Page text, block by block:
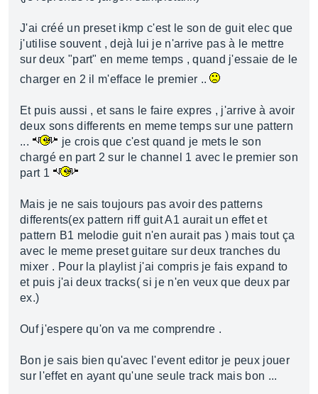
J'ai créé un preset ikmp c'est le son de guit elec que
j'utilise souvent , dejà lui je n'arrive pas à le mettre
sur deux "part" en meme temps , quand j'essaie de le
charger en 2 il m'efface le premier ..
Et puis aussi , et sans le faire expres , j'arrive à avoir
deux sons differents en meme temps sur une pattern
...
je crois que c'est quand je mets le son
chargé en part 2 sur le channel 1 avec le premier son
part 1
Mais je ne sais toujours pas avoir des patterns
differents(ex pattern riff guit A1 aurait un effet et
pattern B1 melodie guit n'en aurait pas ) mais tout ça
avec le meme preset guitare sur deux tranches du
mixer . Pour la playlist j'ai compris je fais expand to
et puis j'ai deux tracks( si je n'en veux que deux par
ex.)
Ouf j'espere qu'on va me comprendre .
Bon je sais bien qu'avec l'event editor je peux jouer
sur l'effet en ayant qu'une seule track mais bon ...